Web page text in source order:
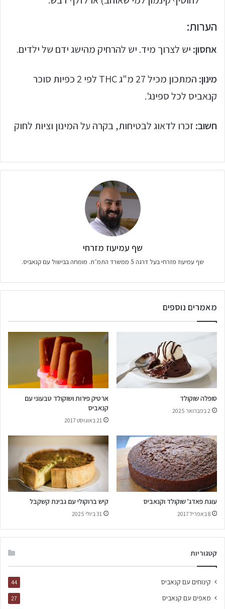
הערות:
אחסון: יש לצרוך מיד. יש להרחיק מהישג ידם של ילדים.
מינון:
המתכון מכיל 27 מ"ג THC לפי 2 כפיות סוכר
קנאביס לכל ספינג'.
חשוב: זכרו לדאוג לבטיחות, בקרה על המינון וציות לחוק
שף עמיעוז מזרחי
שף עמיעוז מזרחי בעל דרגה 5 ממשרד התמ״ת. מומחה בבישול עם קנאביס.
מאמרים נוספים
סופלה שוקולד
2 בפברואר 2025
ארטיק פירות ושוקולד טבעוני עם
קנאביס
21 באוגוסט 2017
עוגת פאדג' שוקולד וקנאביס
8 באפריל 2017
קיש ברוקולי עם גבינת קשקבל
31 ביולי 2025
קטגוריות
קינוחים עם קנאביס 44
מאפים עם קנאביס 27